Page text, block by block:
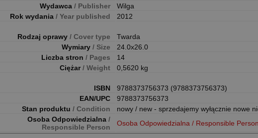
Wydawca / Publisher
Wilga
Rok wydania / Year published 2012
Rodzaj oprawy / Cover type
Twarda
Wymiary / Size
24.0x26.0
Liczba stron / Pages
14
Ciężar/ Weight 0,5620 kg
ISBN
9788373756373 (9788373756373)
EAN/UPC
9788373756373
Stan produktu / Condition
nowy / new - sprzedajemy wyłącznie nowe
Osoba Odpowiedzialna /
Responsible Person
Osoba Odpowiedzialna / Responsible Person